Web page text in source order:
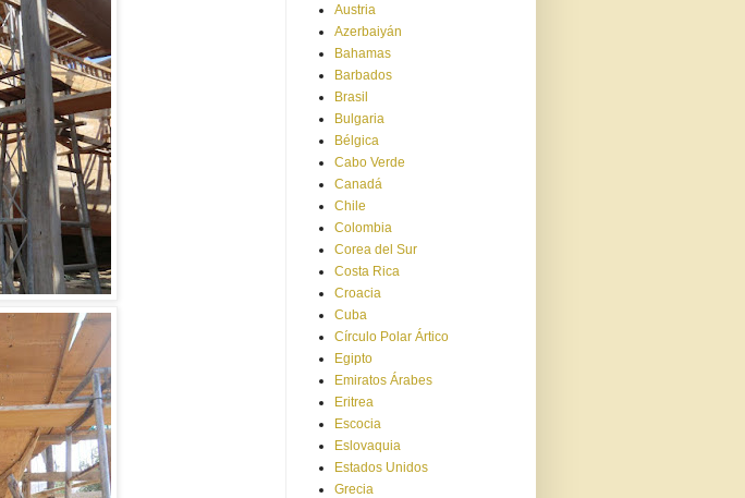
Austria
Azerbaiyán
Bahamas
Barbados
Brasil
Bulgaria
Bélgica
Cabo Verde
Canadá
Chile
Colombia
Corea del Sur
Costa Rica
Croacia
Cuba
Círculo Polar Ártico
Egipto
Emiratos Árabes
Eritrea
Escocia
Eslovaquia
Estados Unidos
Grecia